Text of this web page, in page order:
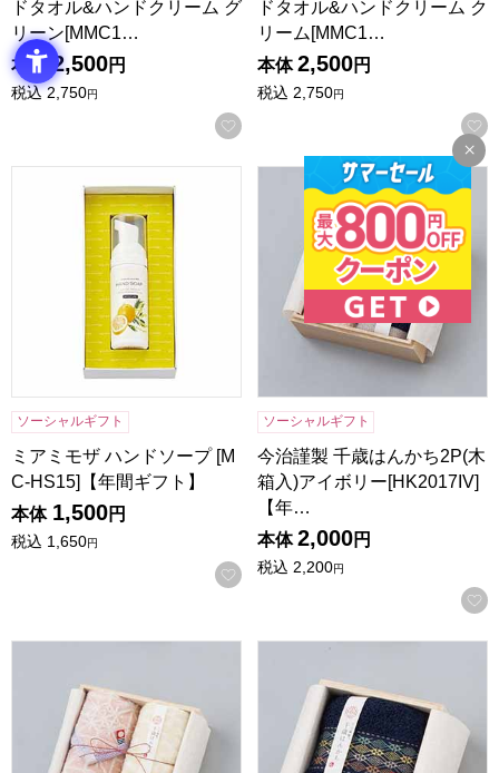
ドタオル&ハンドクリーム グ
リーン[MMC1…
本体
2,500円
税込 2,750円
お気に入りに登録する
ドタオル&ハンドクリーム ク
リーム[MMC1…
本体 2,500円
税込 2,750円
ミアミモザ ハンドソープ [MC-HS15]【年間ギフト】
ソーシャルギフト
ミアミモザ ハンドソープ [M
C-HS15]【年間ギフト】
本体 1,500円
税込 1,650円
お気に入りに登録する
今治謹製 千歳はんかち2P(木
ソーシャルギフト
今治謹製 千歳はんかち2P(木
箱入)アイボリー[HK2017IV]
【年…
本体 2,000円
税込 2,200円
今治謹製 千歳はんかち2P(木箱入)ピンク[HK2017PI]【年間
今治謹製 千歳はんかち(木箱